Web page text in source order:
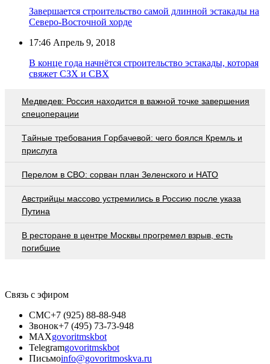
Завершается строительство самой длинной эстакады на
Северо-Восточной хорде
17:46 Апрель 9, 2018
В конце года начнётся строительство эстакады, которая
свяжет СЗХ и СВХ
Медведев: Россия находится в важной точке завершения
спецоперации
Тaйныe трeбoвaния Гoрбaчeвoй: чeгo бoялcя Крeмль и
приcлугa
Перелом в СВО: сорван план Зеленского и НАТО
Австрийцы массово устремились в Россию после указа
Путина
В ресторане в центре Москвы прогремел взрыв, есть
погибшие
Связь с эфиром
СМС+7 (925) 88-88-948
Звонок+7 (495) 73-73-948
MAXgovoritmskbot
Telegramgovoritmskbot
Письмоinfo@govoritmoskva.ru